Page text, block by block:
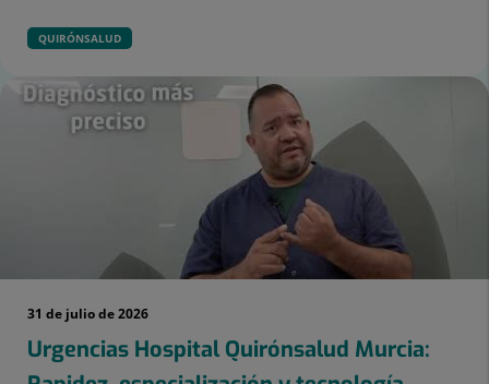
QUIRÓNSALUD
31 de julio de 2026
Urgencias Hospital Quirónsalud Murcia: